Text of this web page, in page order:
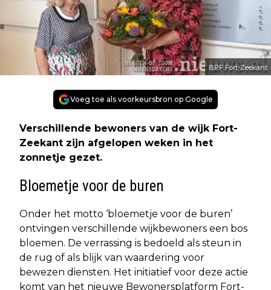
BPF Fort-Zeekant
Voeg toe als voorkeursbron op Google
Verschillende bewoners van de wijk Fort-
Zeekant zijn afgelopen weken in het
zonnetje gezet.
Bloemetje voor de buren
Onder het motto ‘bloemetje voor de buren’
ontvingen verschillende wijkbewoners een bos
bloemen. De verrassing is bedoeld als steun in
de rug of als blijk van waardering voor
bewezen diensten. Het initiatief voor deze actie
komt van het nieuwe Bewonersplatform Fort-